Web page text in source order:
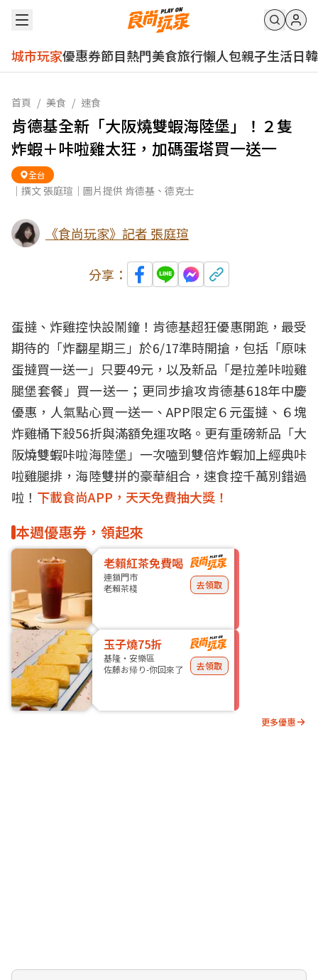
城市玩家優惠券節目熱門美食旅行懶人包親子生活日韓
首頁 / 美食 / 速食
肯德基全新「大阪燒雙蝦海陸堡」！２隻
炸蝦＋咔啦雞太狂，加碼蛋塔買一送一
全台
｜撰文 張庭瑄｜圖片提供 肯德基、德克士
《食尚玩家》記者 張庭瑄
分享：
蛋撻、炸雞控快設鬧鐘！肯德基超狂優惠開跑，最受
期待的「炸翻星期三」於6/17準時開搶，包括「原味
蛋撻買一送一」只要49元，以及新品「是拉差咔啦雞
腿堡套餐」買一送一；更同步搶攻肯德基618年中慶
優惠，人氣點心買一送一、APP限定６元蛋撻、６塊
炸雞桶下殺56折與滿額免運攻略。更有重磅新品「大
阪燒雙蝦咔啦海陸堡」一次嗑到雙倍炸蝦加上經典咔
啦雞腿排，海陸雙拼的豪華組合，速食控千萬別錯過
啦！ 下載食尚APP，天天免費抽大獎！
本週優惠券，領起來
老賴紅茶免費喝
連鎖門市
老賴茶棧
去領取
玉子燒75折
基隆・安樂區
佐藤お帰り-你回來了
去領取
更多優惠